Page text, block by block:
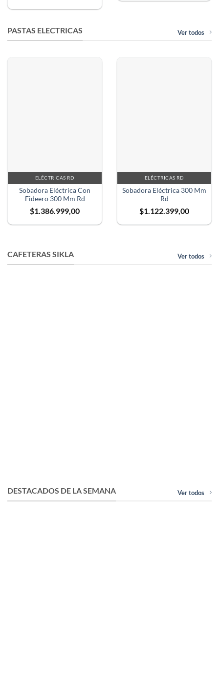
PASTAS ELECTRICAS Ver todos
ELÉCTRICAS RD
Sobadora Eléctrica Con
Fideero 300 Mm Rd
$1.386.999,00
ELÉCTRICAS RD
Sobadora Eléctrica 300 Mm
Rd
$1.122.399,00
CAFETERAS SIKLA Ver todos
DESTACADOS DE LA SEMANA Ver todos